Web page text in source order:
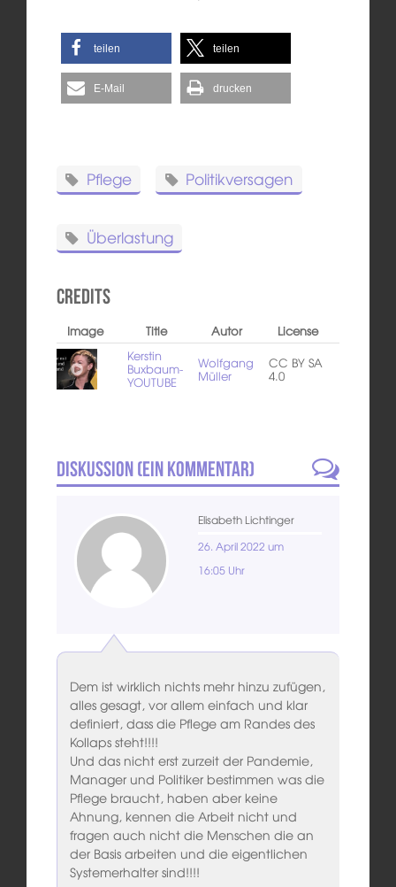
teilen teilen
E-Mail drucken
Pflege Politikversagen
Überlastung
Credits
Image Title Autor
License
Kerstin
Buxbaum-
YOUTUBE
Wolfgang
Müller
CC BY SA
4.0
Diskussion (EinKommentar)
Elisabeth Lichtinger
26. April 2022 um
16:05 Uhr
Dem ist wirklich nichts mehr hinzu zufügen,
alles gesagt, vor allem einfach und klar
definiert, dass die Pflege am Randes des
Kollaps steht!!!!
Und das nicht erst zurzeit der Pandemie,
Manager und Politiker bestimmen was die
Pflege braucht, haben aber keine
Ahnung, kennen die Arbeit nicht und
fragen auch nicht die Menschen die an
der Basis arbeiten und die eigentlichen
Systemerhalter sind!!!!